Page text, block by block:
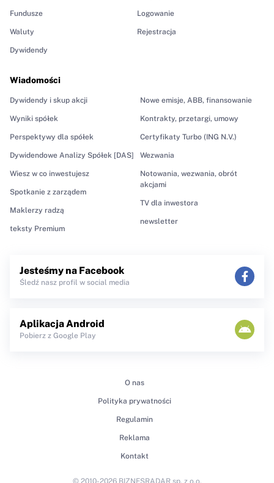
Fundusze
Waluty
Dywidendy
Wiadomości
Dywidendy i skup akcji
Wyniki spółek
Perspektywy dla spółek
Dywidendowe Analizy Spółek [DAS]
Wiesz w co inwestujesz
Spotkanie z zarządem
Maklerzy radzą
teksty Premium
Nowe emisje, ABB, finansowanie
Kontrakty, przetargi, umowy
Certyfikaty Turbo (ING N.V.)
Wezwania
Notowania, wezwania, obrót
akcjami
TV dla inwestora
newsletter
Logowanie
Rejestracja
Jesteśmy na Facebook
Śledź nasz profil w social media
Aplikacja Android
Pobierz z Google Play
O nas
Polityka prywatności
Regulamin
Reklama
Kontakt
© 2010-2026 BIZNESRADAR sp. z o.o.